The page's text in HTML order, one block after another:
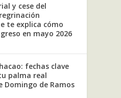
y cese del
te explica cómo
en mayo 2026
fechas clave
palma real
Domingo de Ramos